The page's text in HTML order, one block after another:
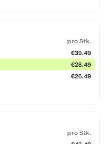
pro Stk.
€39.49
€28.49
€26.49
pro Stk.